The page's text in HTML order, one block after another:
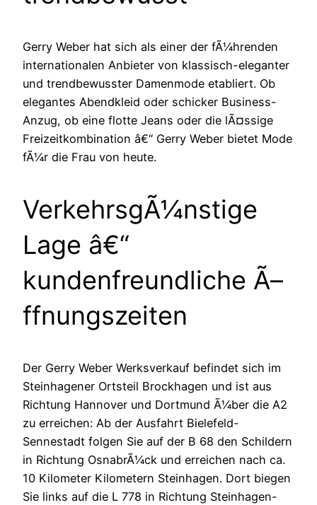
Gerry Weber hat sich als einer der fÃ¼hrenden
internationalen Anbieter von klassisch-eleganter
und trendbewusster Damenmode etabliert. Ob
elegantes Abendkleid oder schicker Business-
Anzug, ob eine flotte Jeans oder die lÃ¤ssige
Freizeitkombination â€“ Gerry Weber bietet Mode
fÃ¼r die Frau von heute.
VerkehrsgÃ¼nstige
Lage â€“
kundenfreundliche Ã–
ffnungszeiten
Der Gerry Weber Werksverkauf befindet sich im
Steinhagener Ortsteil Brockhagen und ist aus
Richtung Hannover und Dortmund Ã¼ber die A2
zu erreichen: Ab der Ausfahrt Bielefeld-
Sennestadt folgen Sie auf der B 68 den Schildern
in Richtung OsnabrÃ¼ck und erreichen nach ca.
10 Kilometer Kilometern Steinhagen. Dort biegen
Sie links auf die L 778 in Richtung Steinhagen-